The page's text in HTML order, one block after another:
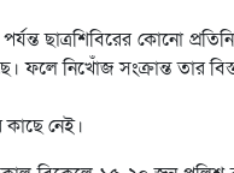
ছাত্রশিবিরের কোনো
ফলে নিখোঁজ সংক্রান্ত তার
নেই।